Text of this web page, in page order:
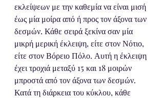
εκλείψεων με την καθεμία να είναι μισή
έως μία μοίρα από ή προς τον άξονα των
δεσμών. Κάθε σειρά ξεκίνα σαν μία
μικρή μερική έκλειψη, είτε στον Νότιο,
είτε στον Βόρειο Πόλο. Αυτή η έκλειψη
έχει τροχιά μεταξύ 15 και 18 μοιρών
μπροστά από τον άξονα των δεσμών.
Κατά τη διάρκεια του κύκλου, κάθε